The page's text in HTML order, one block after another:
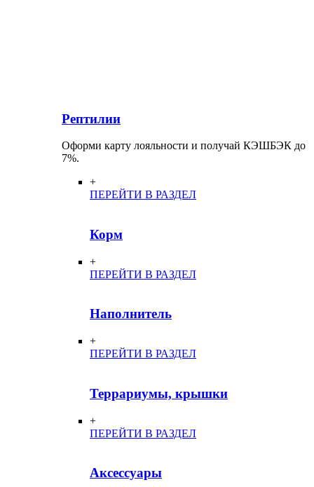
Рептилии
Оформи карту лояльности и получай КЭШБЭК до
7%.
+
ПЕРЕЙТИ В РАЗДЕЛ
Корм
+
ПЕРЕЙТИ В РАЗДЕЛ
Наполнитель
+
ПЕРЕЙТИ В РАЗДЕЛ
Террариумы, крышки
+
ПЕРЕЙТИ В РАЗДЕЛ
Аксессуары